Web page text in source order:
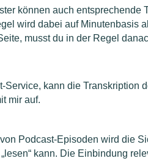
können auch entsprechende
wird dabei auf Minutenbasis
musst du in der Regel
Service, kann die Transkription
mir auf.
Podcast-Episoden wird die
kann. Die Einbindung